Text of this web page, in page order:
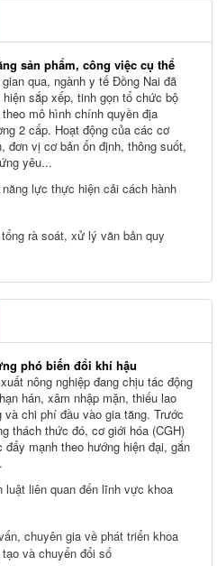
sản phẩm, công việc cụ thể
qua, ngành y tế Đồng Nai đã
sắp xếp, tinh gọn tổ chức bộ
mô hình chính quyền địa
2 cấp. Hoạt động của các cơ
đơn vị cơ bản ổn định, thông suốt,
yêu...
lực thực hiện cải cách hành
rà soát, xử lý văn bản quy
phó biến đổi khí hậu
nông nghiệp đang chịu tác động
hán, xâm nhập mặn, thiếu lao
và chi phí đầu vào gia tăng. Trước
thách thức đó, cơ giới hóa (CGH)
đẩy mạnh theo hướng hiện đại, gắn
liên quan đến lĩnh vực khoa
chuyên gia về phát triển khoa
và chuyển đổi số